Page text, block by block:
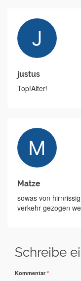
justus
Top!Alter!
Matze
sowas von
verkehr gezogen
Schreibe
Kommentar *